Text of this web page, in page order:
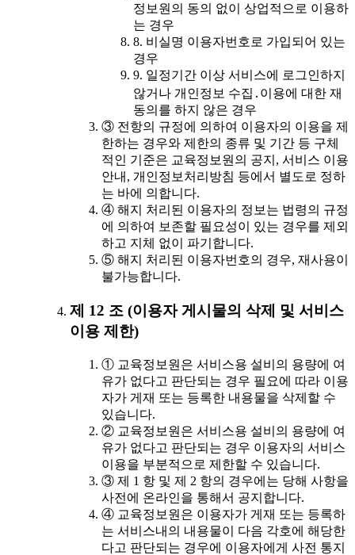
정보원의 동의 없이 상업적으로 이용하
는 경우
8. 비실명 이용자번호로 가입되어 있는
경우
9. 일정기간 이상 서비스에 로그인하지
않거나 개인정보 수집․이용에 대한 재
동의를 하지 않은 경우
③ 전항의 규정에 의하여 이용자의 이용을 제
한하는 경우와 제한의 종류 및 기간 등 구체
적인 기준은 교육정보원의 공지, 서비스 이용
안내, 개인정보처리방침 등에서 별도로 정하
는 바에 의합니다.
④ 해지 처리된 이용자의 정보는 법령의 규정
에 의하여 보존할 필요성이 있는 경우를 제외
하고 지체 없이 파기합니다.
⑤ 해지 처리된 이용자번호의 경우, 재사용이
불가능합니다.
제 12 조 (이용자 게시물의 삭제 및 서비스
이용 제한)
① 교육정보원은 서비스용 설비의 용량에 여
유가 없다고 판단되는 경우 필요에 따라 이용
자가 게재 또는 등록한 내용물을 삭제할 수
있습니다.
② 교육정보원은 서비스용 설비의 용량에 여
유가 없다고 판단되는 경우 이용자의 서비스
이용을 부분적으로 제한할 수 있습니다.
③ 제 1 항 및 제 2 항의 경우에는 당해 사항을
사전에 온라인을 통해서 공지합니다.
④ 교육정보원은 이용자가 게재 또는 등록하
는 서비스내의 내용물이 다음 각호에 해당한
다고 판단되는 경우에 이용자에게 사전 통지